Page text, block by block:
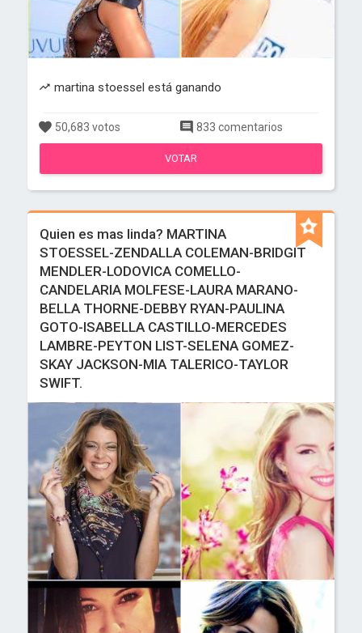
martina stoessel está ganando
50,683 votos 833 comentarios
VOTAR
Quien es mas linda? MARTINA
STOESSEL-ZENDALLA COLEMAN-BRIDGIT
MENDLER-LODOVICA COMELLO-
CANDELARIA MOLFESE-LAURA MARANO-
BELLA THORNE-DEBBY RYAN-PAULINA
GOTO-ISABELLA CASTILLO-MERCEDES
LAMBRE-PEYTON LIST-SELENA GOMEZ-
SKAY JACKSON-MIA TALERICO-TAYLOR
SWIFT.